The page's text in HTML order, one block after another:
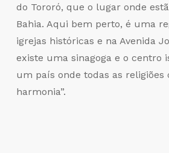
do Tororó, que o lugar onde
Bahia. Aqui bem perto, é uma
igrejas históricas e na Avenida
existe uma sinagoga e o centro
um país onde todas as religiões
harmonia”.